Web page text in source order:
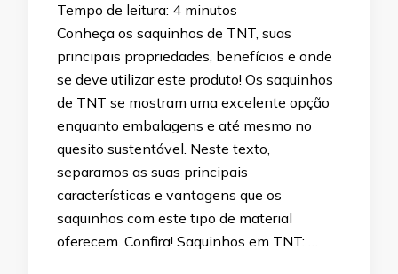
Tempo de leitura: 4 minutos
Conheça os saquinhos de TNT, suas
principais propriedades, benefícios e onde
se deve utilizar este produto! Os saquinhos
de TNT se mostram uma excelente opção
enquanto embalagens e até mesmo no
quesito sustentável. Neste texto,
separamos as suas principais
características e vantagens que os
saquinhos com este tipo de material
oferecem. Confira! Saquinhos em TNT: …